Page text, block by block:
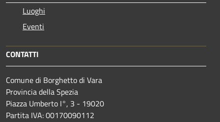
Luoghi
Eventi
CONTATTI
Comune di Borghetto di Vara
Provincia della Spezia
Piazza Umberto I°, 3 - 19020
Partita IVA: 00170090112